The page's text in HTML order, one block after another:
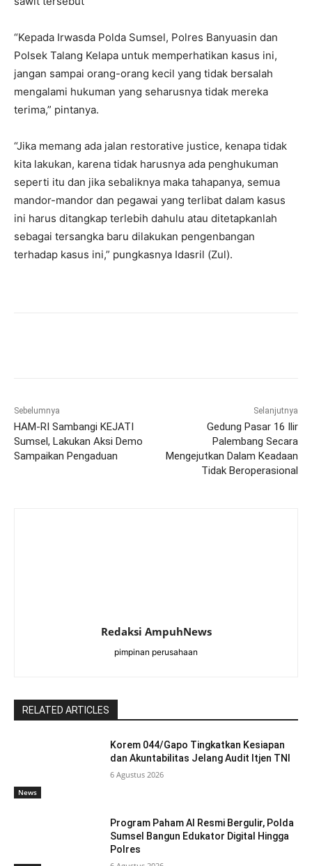
“Kepada Irwasda Polda Sumsel, Polres Banyuasin dan
Polsek Talang Kelapa untuk memperhatikan kasus ini,
jangan sampai orang-orang kecil yang tidak bersalah
mengalami hukuman yang seharusnya tidak mereka
terima,” pintanya.
“Jika memang ada jalan restorative justice, kenapa tidak
kita lakukan, karena tidak harusnya ada penghukuman
seperti itu dan jika sebaliknya maka tahapanya, semua
mandor-mandor dan pegawai yang terlibat dalam kasus
ini harus ditangkap terlebih dahulu atau ditetapkanlah
sebagai tersangka baru dilakukan pengenbangan
terhadap kasus ini,” pungkasnya Idasril (Zul).
Sebelumnya
HAM-RI Sambangi KEJATI
Sumsel, Lakukan Aksi Demo
Sampaikan Pengaduan
Selanjutnya
Gedung Pasar 16 Ilir
Palembang Secara
Mengejutkan Dalam Keadaan
Tidak Beroperasional
Redaksi AmpuhNews
pimpinan perusahaan
RELATED ARTICLES
News
Korem 044/Gapo Tingkatkan Kesiapan
dan Akuntabilitas Jelang Audit Itjen TNI
6 Agustus 2026
Program Paham AI Resmi Bergulir, Polda
Sumsel Bangun Edukator Digital Hingga
Polres